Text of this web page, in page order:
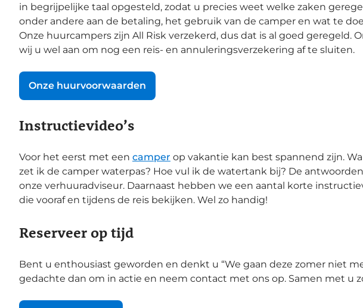
in begrijpelijke taal opgesteld, zodat u precies weet welke zaken
onder andere aan de betaling, het gebruik van de camper en wat te
Onze huurcampers zijn All Risk verzekerd, dus dat is al goed
wij u wel aan om nog een reis- en annuleringsverzekering af te sluiten.
Onze huurvoorwaarden
Instructievideo’s
Voor het eerst met een camper op vakantie kan best spannend zijn.
zet ik de camper waterpas? Hoe vul ik de watertank bij? De
onze verhuuradviseur. Daarnaast hebben we een aantal korte
die vooraf en tijdens de reis bekijken. Wel zo handig!
Reserveer op tijd
Bent u enthousiast geworden en denkt u “We gaan deze zomer niet
gedachte dan om in actie en neem contact met ons op. Samen met u